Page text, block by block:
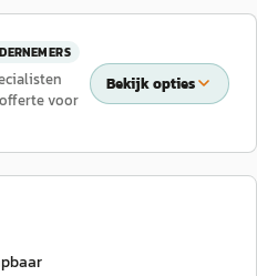
voor
Bekijk opties